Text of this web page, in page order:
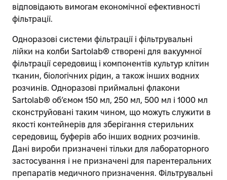
відповідають вимогам економічної ефективності
фільтрації.
Одноразові системи фільтрації і фільтрувальні
лійки на колби Sartolab® створені для вакуумної
фільтрації середовищ і компонентів культур клітин
тканин, біологічних рідин, а також інших водних
розчинів. Одноразові приймальні флакони
Sartolab® об’ємом 150 мл, 250 мл, 500 мл і 1000 мл
сконструйовані таким чином, що можуть служити в
якості контейнерів для зберігання стерильних
середовищ, буферів або інших водних розчинів.
Дані вироби призначені тільки для лабораторного
застосування і не призначені для парентеральних
препаратів медичного призначення. Фільтрувальні